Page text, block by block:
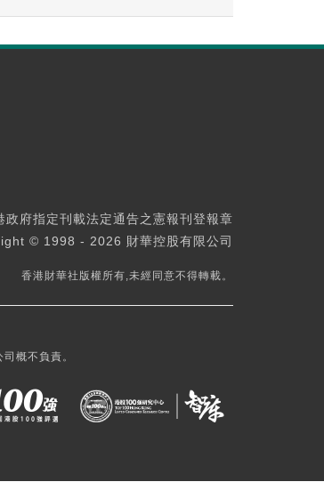
政府指定刊載法定通告之憲報刊登報章
© 1998 - 2026 財華控股有限公司
香港財華社版權所有,未經同意不得轉載。
概不負責。